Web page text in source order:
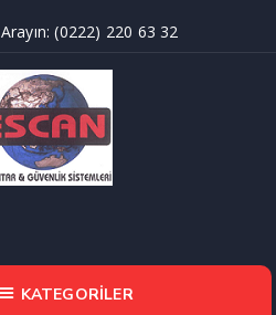
Arayın: (0222) 220 63 32
KATEGORİLER